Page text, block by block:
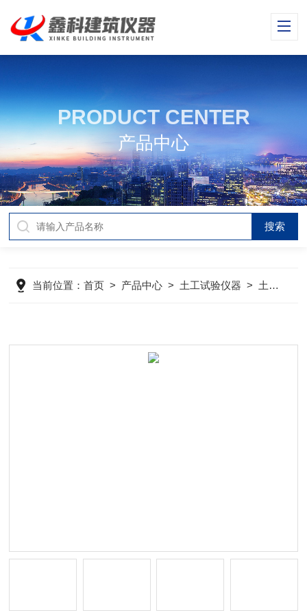
PRODUCT CENTER
产品中心
当前位置：首页 > 产品中心 > 土工试验仪器 > 土工试验仪器产品